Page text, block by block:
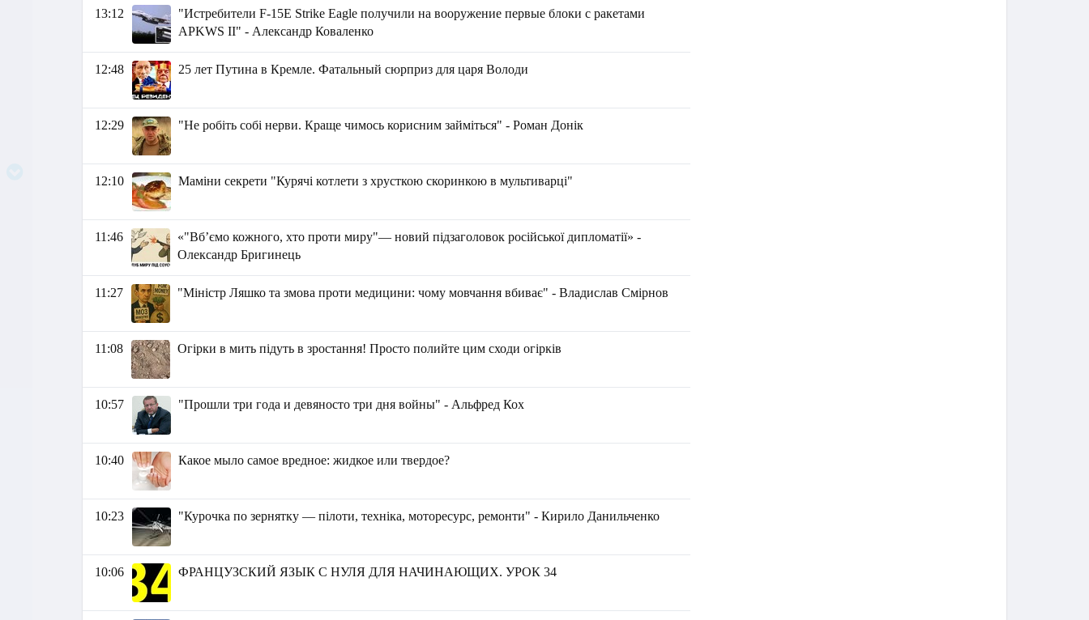
13:12
"Истребители F-15E Strike Eagle получили на вооружение первые блоки с ракетами
APKWS II" - Александр Коваленко
12:48 25 лет Путина в Кремле. Фатальный сюрприз для царя Володи
12:29 "Не робіть собі нерви. Краще чимось корисним займіться" - Роман Донік
12:10 Маміни секрети "Курячі котлети з хрусткою скоринкою в мультиварці"
11:46
«"Вб’ємо кожного, хто проти миру"— новий підзаголовок російської дипломатії» -
Олександр Бригинець
11:27 "Міністр Ляшко та змова проти медицини: чому мовчання вбиває" - Владислав Смірнов
11:08 Огірки в мить підуть в зростання! Просто полийте цим сходи огірків
10:57 "Прошли три года и девяносто три дня войны" - Альфред Кох
10:40 Какое мыло самое вредное: жидкое или твердое?
10:23 "Курочка по зернятку — пілоти, техніка, моторесурс, ремонти" - Кирило Данильченко
10:06 ФРАНЦУЗСКИЙ ЯЗЫК C НУЛЯ ДЛЯ НАЧИНАЮЩИХ. УРОК 34